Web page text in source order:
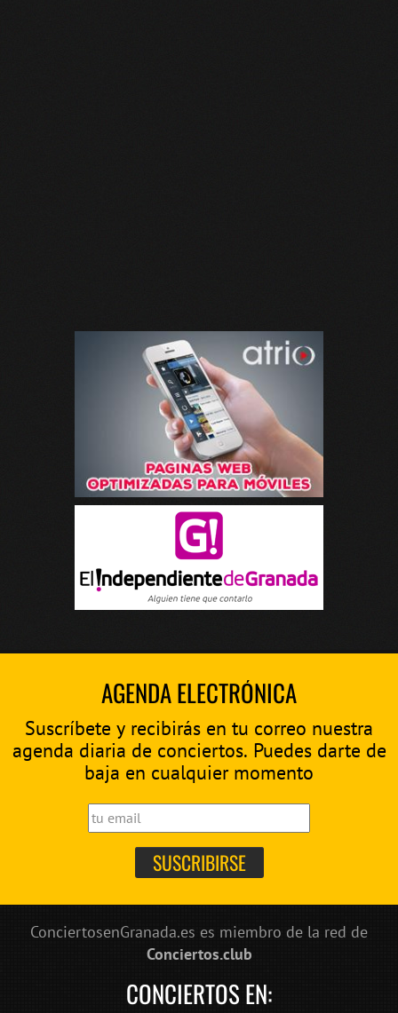
AGENDA ELECTRÓNICA
Suscríbete y recibirás en tu correo nuestra
agenda diaria de conciertos. Puedes darte de
baja en cualquier momento
ConciertosenGranada.es es miembro de la red de
Conciertos.club
CONCIERTOS EN: